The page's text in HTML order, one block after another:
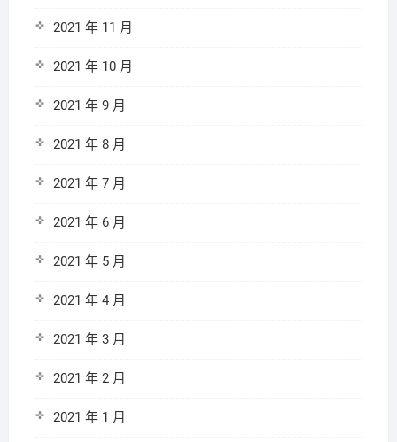
2021 年 11 月
2021 年 10 月
2021 年 9 月
2021 年 8 月
2021 年 7 月
2021 年 6 月
2021 年 5 月
2021 年 4 月
2021 年 3 月
2021 年 2 月
2021 年 1 月